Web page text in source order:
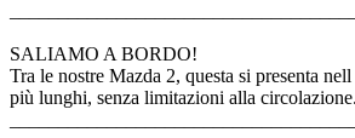
SALIAMO A BORDO!
Tra le nostre Mazda 2, questa si presenta
più lunghi, senza limitazioni alla